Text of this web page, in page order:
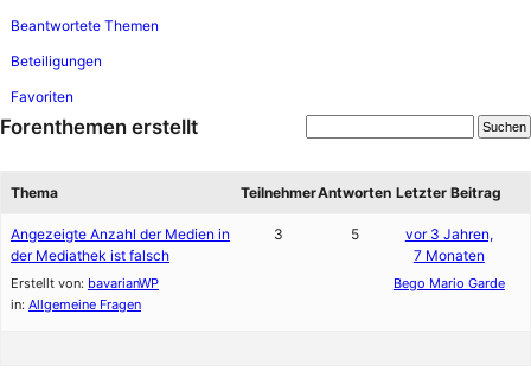
Beantwortete Themen
Beteiligungen
Favoriten
Forenthemen erstellt
Thema TeilnehmerAntworten Letzter Beitrag
Angezeigte Anzahl der Medien in
der Mediathek ist falsch
Erstellt von: bavarianWP
in: Allgemeine Fragen
3 5
vor 3 Jahren,
7 Monaten
Bego Mario Garde